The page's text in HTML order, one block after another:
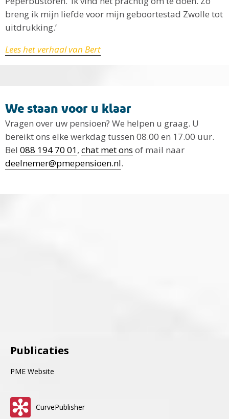
breng ik mijn liefde voor mijn geboortestad Zwolle tot
uitdrukking.’
Lees het verhaal van Bert
We staan voor u klaar
Vragen over uw pensioen? We helpen u graag. U
bereikt ons elke werkdag tussen 08.00 en 17.00 uur.
Bel 088 194 70 01, chat met ons of mail naar
deelnemer@pmepensioen.nl.
Publicaties
PME Website
CurvePublisher